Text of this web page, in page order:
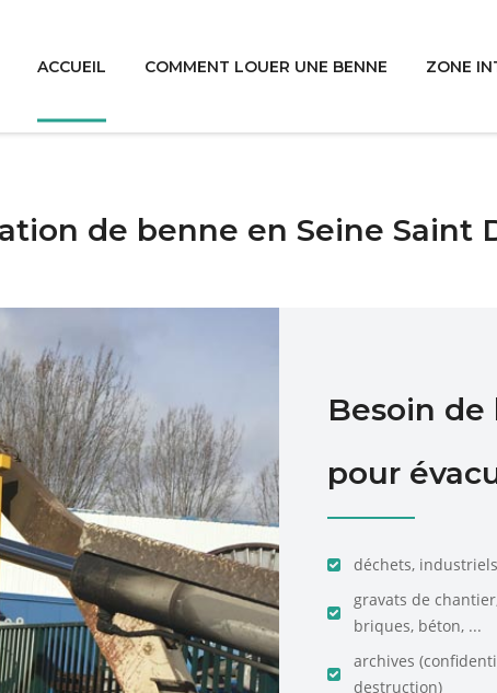
ACCUEIL COMMENT LOUER UNE BENNE ZONE
de benne en Seine Saint
Besoin
pour
déchets,
gravats de
briques, béton, ...
archives
destruction)